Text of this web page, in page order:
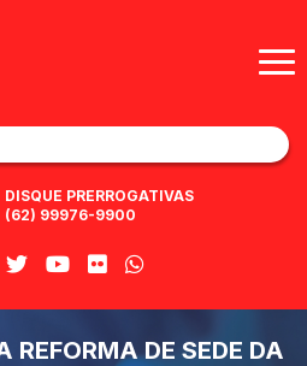
DISQUE PRERROGATIVAS
(62) 99976-9900
REFORMA DE SEDE DA